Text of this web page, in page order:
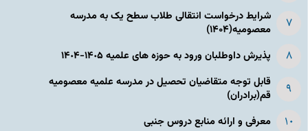
شرایط درخواست انتقالی طلاب سطح یک به مدرسه
معصومیه(۱۴۰۴)
پذیرش داوطلبان ورود به حوزه های علمیه ١۴٠۵-١۴٠۴
قابل توجه متقاضیان تحصیل در مدرسه علمیه معصومیه
قم(برادران)
معرفی و ارائه منابع دروس جنبی